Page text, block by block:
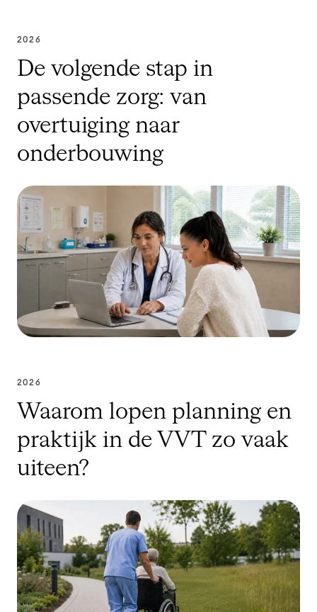
2026
De volgende stap in
passende zorg: van
overtuiging naar
onderbouwing
2026
Waarom lopen planning en
praktijk in de VVT zo vaak
uiteen?